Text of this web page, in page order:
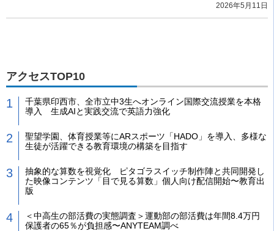
2026年5月11日
アクセスTOP10
千葉県印西市、全市立中3生へオンライン国際交流授業を本格
導入 生成AIと実践交流で英語力強化
聖望学園、体育授業等にARスポーツ「HADO」を導入、多様な
生徒が活躍できる教育環境の構築を目指す
抽象的な算数を視覚化 ピタゴラスイッチ制作陣と共同開発し
た映像コンテンツ「目で見る算数」個人向け配信開始〜教育出
版
＜中高生の部活費の実態調査＞運動部の部活費は年間8.4万円
保護者の65％が負担感〜ANYTEAM調べ